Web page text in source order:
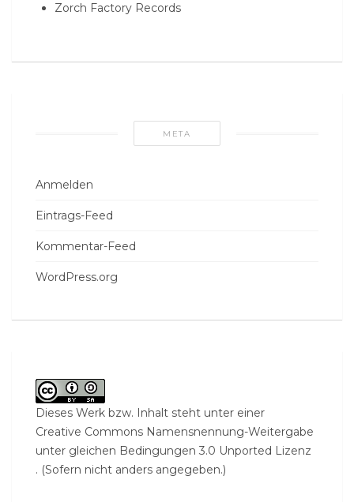
Zorch Factory Records
META
Anmelden
Eintrags-Feed
Kommentar-Feed
WordPress.org
Dieses Werk bzw. Inhalt steht unter einer
Creative Commons Namensnennung-Weitergabe
unter gleichen Bedingungen 3.0 Unported Lizenz
. (Sofern nicht anders angegeben.)